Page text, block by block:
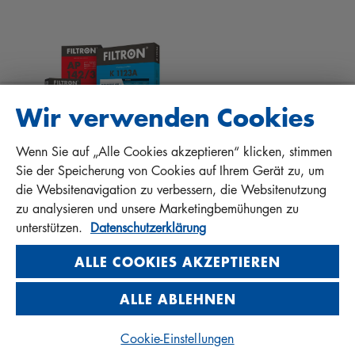
PROTECT+
FAQ
MANN+HUMMEL FT Poland
Sp. z o. o. Sp. k.
ul. Wrocławska 145, 63-800 GOSTYŃ, POLAND
Privacy Statement
Imprint
© 2026 MANN+HUMMEL. All rights reserved.
Wir verwenden Cookies
Wenn Sie auf „Alle Cookies akzeptieren“ klicken, stimmen
Sie der Speicherung von Cookies auf Ihrem Gerät zu, um
die Websitenavigation zu verbessern, die Websitenutzung
zu analysieren und unsere Marketingbemühungen zu
unterstützen. Datenschutzerklärung
ALLE COOKIES AKZEPTIEREN
ALLE ABLEHNEN
Cookie-Einstellungen